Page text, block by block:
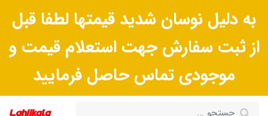
به دلیل نوسان شدید قیمتها لطفا قبل
از ثبت سفارش جهت استعلام قیمت و
موجودی تماس حاصل فرمایید